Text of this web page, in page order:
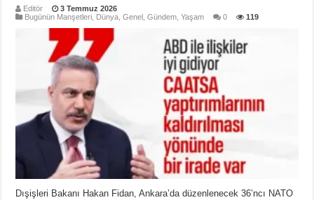
Editör
3 Temmuz 2026
Bugünün Manşetleri, Dünya,Genel ,Gündem,Yaşam 0 119
Dışişleri Bakanı Hakan Fidan, Ankara’da düzenlenecek 36’ncı NATO